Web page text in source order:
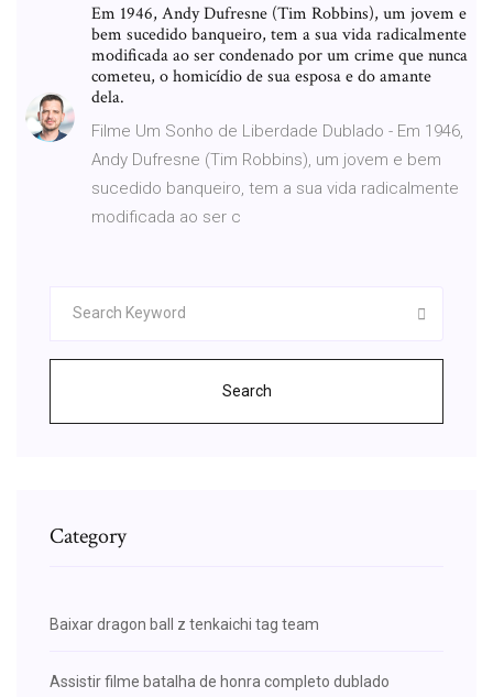
Em 1946, Andy Dufresne (Tim Robbins), um jovem e
bem sucedido banqueiro, tem a sua vida radicalmente
modificada ao ser condenado por um crime que nunca
cometeu, o homicídio de sua esposa e do amante
dela.
Filme Um Sonho de Liberdade Dublado - Em 1946,
Andy Dufresne (Tim Robbins), um jovem e bem
sucedido banqueiro, tem a sua vida radicalmente
modificada ao ser c
Search
Category
Baixar dragon ball z tenkaichi tag team
Assistir filme batalha de honra completo dublado